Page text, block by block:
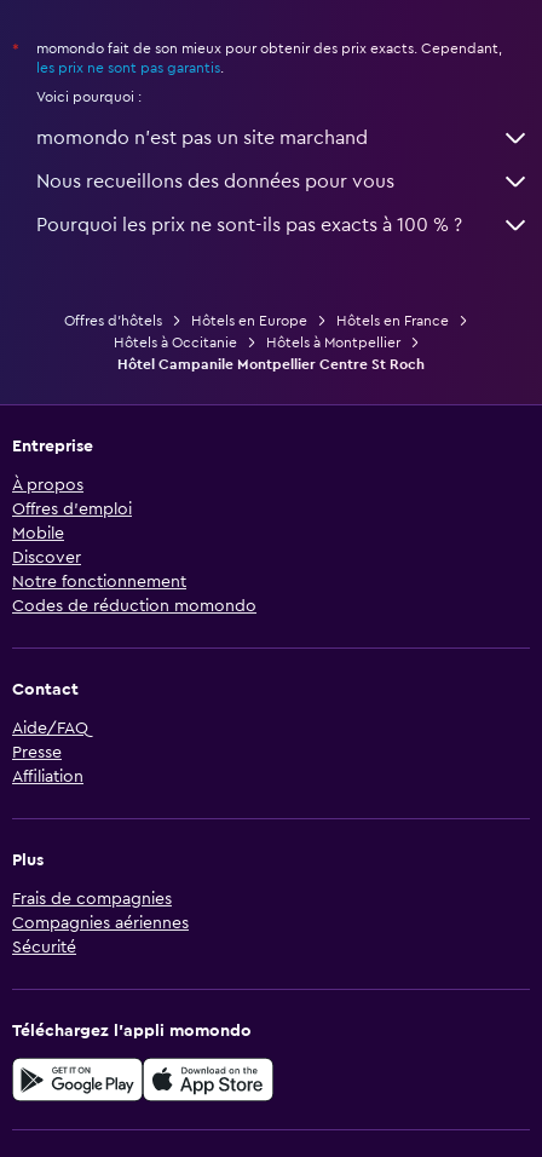
*
momondo fait de son mieux pour obtenir des prix exacts. Cependant,
les prix ne sont pas garantis
Voici pourquoi :
momondo n'est pas un site marchand
Nous recueillons des données pour vous
Pourquoi les prix ne sont-ils pas exacts à 100 % ?
Offres d’hôtels Hôtels en Europe
Hôtels en France
Hôtels à Occitanie
Hôtels à Montpellier
Hôtel Campanile Montpellier Centre St Roch
Entreprise
À propos
Offres d’emploi
Mobile
Discover
Notre fonctionnement
Codes de réduction momondo
Contact
Aide/FAQ
Presse
Affiliation
Plus
Frais de compagnies
Compagnies aériennes
Sécurité
Téléchargez l’appli momondo